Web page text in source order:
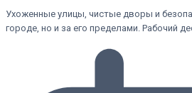
Ухоженные улицы, чистые дворы и
городе, но и за его пределами. Рабочий